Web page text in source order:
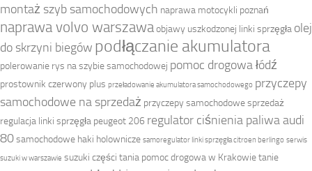
montaż szyb samochodowych naprawa motocykli poznań
naprawa volvo warszawaobjawy uszkodzonej linki sprzęgła olej
do skrzyni biegów podłączanie akumulatora
polerowanie rys na szybie samochodowej pomoc drogowa łódź
prostownik czerwony plus przeładowanie akumulatora samochodowego przyczepy
samochodowe na sprzedaż przyczepy samochodowe sprzedaż
regulacja linki sprzęgła peugeot 206 regulator ciśnienia paliwa audi
80samochodowe haki holownicze samoregulator linki sprzęgła citroen berlingo serwis
suzuki w warszawie suzuki części tania pomoc drogowa w Krakowietanie